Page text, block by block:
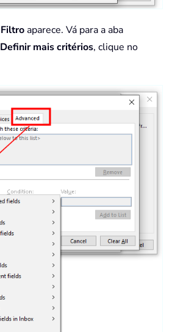
Filtroaparece. Vá para a aba
Definir mais critérios, clique no